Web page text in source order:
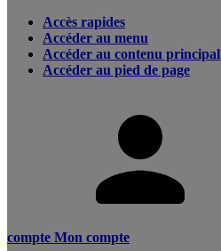
Accès rapides
Accéder au menu
Accéder au contenu principal
Accéder au pied de page
compte Mon compte